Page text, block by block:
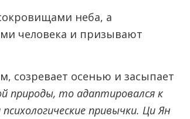
неба, а
человека и призывают
созревает осенью и засыпает
природы, то адаптировался к
привычки. Ци Ян